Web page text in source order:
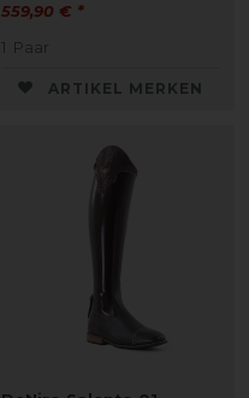
559,90 € *
1 Paar
ARTIKEL MERKEN